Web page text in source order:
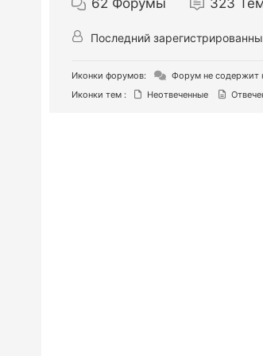
Последний
Иконки форумов: Форум не содержит
Иконки тем :
Неотвеченные